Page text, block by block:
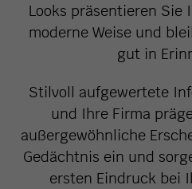
Looks präsentieren Sie
moderne Weise und
gut in
Stilvoll aufgewertete
und Ihre Firma
außergewöhnliche
Gedächtnis ein und
ersten Eindruck bei